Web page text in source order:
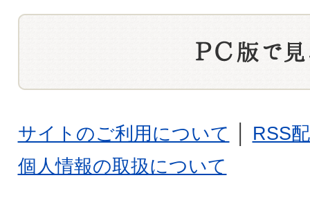
サイトのご利用について
RSS
個人情報の取扱について